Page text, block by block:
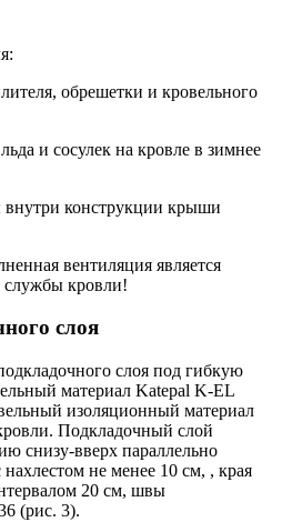
обрешетки и кровельного
и сосулек на кровле в зимнее
конструкции крыши
вентиляция является
службы кровли!
слоя
слоя под гибкую
материал Katepal K-EL
изоляционный материал
Подкладочный слой
снизу-вверх параллельно
не менее 10 см, , края
20 см, швы
(рис. 3).